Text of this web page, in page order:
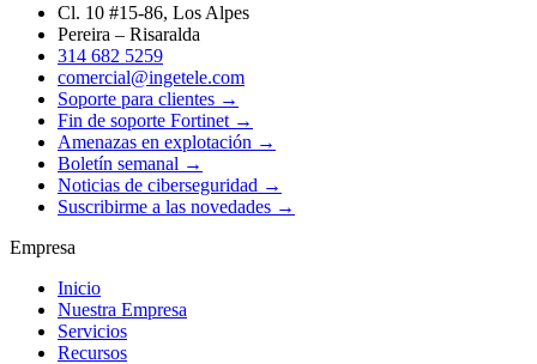
Cl. 10 #15-86, Los Alpes
Pereira – Risaralda
314 682 5259
comercial@ingetele.com
Soporte para clientes →
Fin de soporte Fortinet →
Amenazas en explotación →
Boletín semanal →
Noticias de ciberseguridad →
Suscribirme a las novedades →
Empresa
Inicio
Nuestra Empresa
Servicios
Recursos